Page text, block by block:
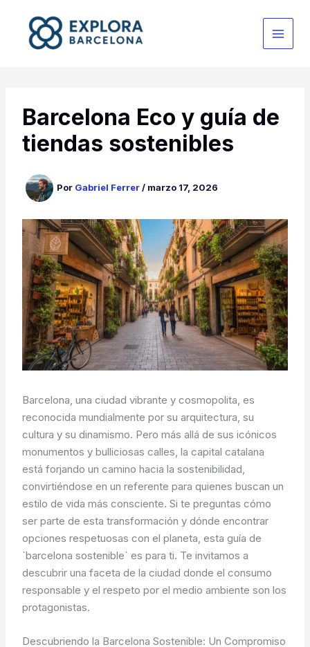
contenido
Barcelona Eco y guía de
tiendas sostenibles
Por Gabriel Ferrer/ marzo 17, 2026
Barcelona, una ciudad vibrante y cosmopolita, es
reconocida mundialmente por su arquitectura, su
cultura y su dinamismo. Pero más allá de sus icónicos
monumentos y bulliciosas calles, la capital catalana
está forjando un camino hacia la sostenibilidad,
convirtiéndose en un referente para quienes buscan un
estilo de vida más consciente. Si te preguntas cómo
ser parte de esta transformación y dónde encontrar
opciones respetuosas con el planeta, esta guía de
`barcelona sostenible` es para ti. Te invitamos a
descubrir una faceta de la ciudad donde el consumo
responsable y el respeto por el medio ambiente son los
protagonistas.
Descubriendo la Barcelona Sostenible: Un Compromiso